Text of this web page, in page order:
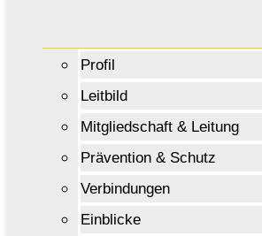
Profil
Leitbild
Mitgliedschaft & Leitung
Prävention & Schutz
Verbindungen
Einblicke